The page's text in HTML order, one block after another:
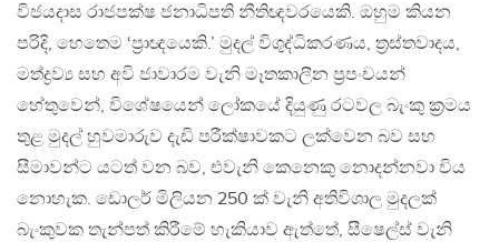
විජයදාස රාජපක්ෂ ජනාධිපති නීතිඥවරයෙකි. ඔහුම කියන
පරිදි, හෙතෙම ‘ප්‍රාඥයෙකි.’ මුදල් විශුද්ධිකරණය, ත්‍රස්තවාදය,
මත්ද්‍රව්‍ය සහ අවි ජාවාරම වැනි මෑතකාලීන ප්‍රපංචයන්
හේතුවෙන්, විශේෂයෙන් ලෝකයේ දියුණු රටවල බැංකු ක්‍රමය
තුළ මුදල් හුවමාරුව දැඩි පරීක්ෂාවකට ලක්වෙන බව සහ
සීමාවන්ට යටත් වන බව, එවැනි කෙනෙකු නොදන්නවා විය
නොහැක. ඩොලර් මිලියන 250 ක් වැනි අතිවිශාල මුදලක්
බැංකුවක තැන්පත් කිරීමේ හැකියාව ඇත්තේ, සීෂෙල්ස් වැනි